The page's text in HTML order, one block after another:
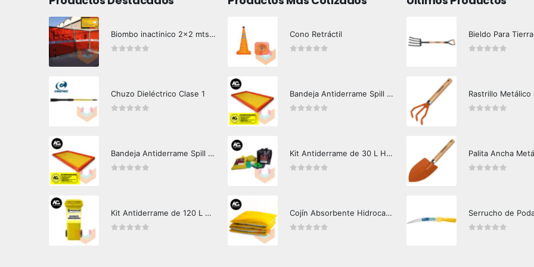
Biombo inactinico 2x2 mts Hazard Control
Chuzo Dieléctrico Clase 1
Bandeja Antiderrame Spill Barrier 346 litros Certificada
Kit Antiderrame de 120 L Hazard Control (Hidrocarburos - Biodegradable)
Cono Retráctil
Bandeja Antiderrame Spill Barrier 117 lts Certificada
Kit Antiderrame de 30 L Hazard Control (Hidrocarburos - Biodegradable)
Cojín Absorbente Hidrocarburos Hazard Control
Bieldo Para Tierra
Rastrillo Metálico
Palita Ancha
Serrucho de